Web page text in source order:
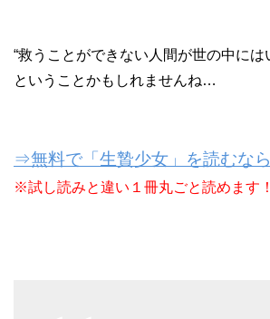
“救うことができない人間が世の中には
ということかもしれませんね…
⇒無料で「生贄少女」を読むな
※試し読みと違い１冊丸ごと読めます！